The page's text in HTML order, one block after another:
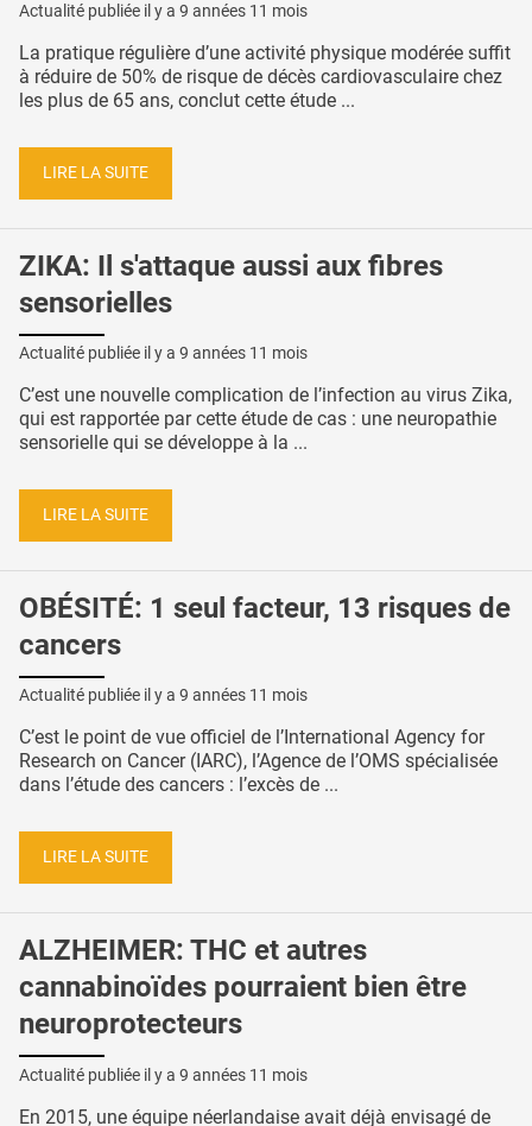
Actualité publiée il y a 9 années 11 mois
La pratique régulière d’une activité physique modérée suffit
à réduire de 50% de risque de décès cardiovasculaire chez
les plus de 65 ans, conclut cette étude ...
LIRE LA SUITE
ZIKA: Il s'attaque aussi aux fibres
sensorielles
Actualité publiée il y a 9 années 11 mois
C’est une nouvelle complication de l’infection au virus Zika,
qui est rapportée par cette étude de cas : une neuropathie
sensorielle qui se développe à la ...
LIRE LA SUITE
OBÉSITÉ: 1 seul facteur, 13 risques de
cancers
Actualité publiée il y a 9 années 11 mois
C’est le point de vue officiel de l’International Agency for
Research on Cancer (IARC), l’Agence de l’OMS spécialisée
dans l’étude des cancers : l’excès de ...
LIRE LA SUITE
ALZHEIMER: THC et autres
cannabinoïdes pourraient bien être
neuroprotecteurs
Actualité publiée il y a 9 années 11 mois
En 2015, une équipe néerlandaise avait déjà envisagé de